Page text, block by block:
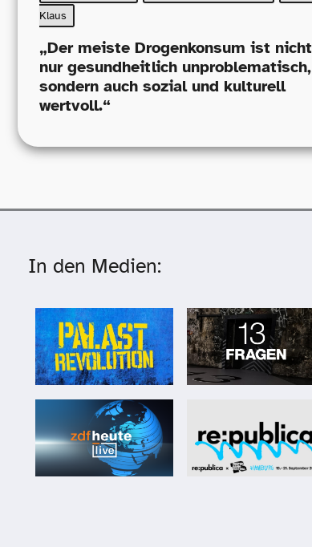
Klaus
„Der meiste Drogenkonsum ist nicht
nur gesundheitlich unproblematisch,
sondern auch sozial und kulturell
wertvoll.“
In den Medien: